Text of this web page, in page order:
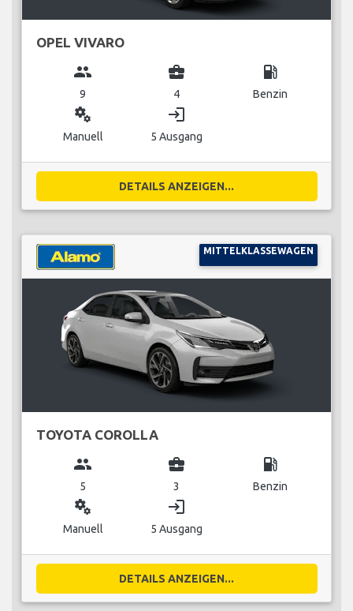
OPEL VIVARO
group
9
business_center
4
local_gas_station
Benzin
miscellaneous_services
Manuell
login
5 Ausgang
DETAILS ANZEIGEN...
MITTELKLASSEWAGEN
TOYOTA COROLLA
group
5
business_center
3
local_gas_station
Benzin
miscellaneous_services
Manuell
login
5 Ausgang
DETAILS ANZEIGEN...